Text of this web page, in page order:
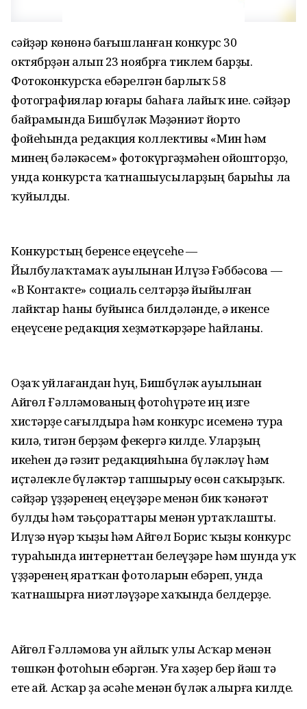
Әсәйҙәр көнөнә бағышланған конкурс 30
октябрҙән алып 23 ноябрға тиклем барҙы.
Фотоконкурсҡа ебәрелгән барлыҡ 58
фотографиялар юғары баһаға лайыҡ ине. Әсәйҙәр
байрамында Бишбүләк Мәҙәниәт йорто
фойеһында редакция коллективы «Мин hәм
минең бәләкәсем» фотокүргәҙмәһен ойошторҙо,
унда конкурста ҡатнашыусыларҙың барыһы ла
ҡуйылды.
Конкурстың беренсе еңеүсеһе —
Йылбулаҡтамаҡ ауылынан Илүзә Ғәббәсова —
«В Контакте» социаль селтәрҙә йыйылған
лайктар һаны буйынса билдәләнде, ә икенсе
еңеүсене редакция хеҙмәткәрҙәре һайланы.
Оҙаҡ уйлағандан һуң, Бишбүләк ауылынан
Айгөл Ғәлләмованың фотоһүрәте иң изге
хистәрҙе сағылдыра hәм конкурс исеменә тура
килә, тигән берҙәм фекергә килде. Уларҙың
икеһен дә гәзит редакцияһына бүләкләү hәм
иҫтәлекле бүләктәр тапшырыу өсөн саҡырҙыҡ.
Әсәйҙәр үҙҙәренең еңеүҙәре менән бик ҡәнәғәт
булды hәм тәьҫораттары менән уртаҡлашты.
Илүзә Әнүәр ҡыҙы hәм Айгөл Борис ҡыҙы конкурс
тураһында интернеттан белеүҙәре hәм шунда уҡ
үҙҙәренең яратҡан фотоларын ебәреп, унда
ҡатнашырға ниәтләүҙәре хаҡында белдерҙе.
Айгөл Ғәлләмова ун айлыҡ улы Асҡар менән
төшкән фотоһын ебәргән. Уға хәҙер бер йәш тә
ете ай. Асҡар ҙа әсәһе менән бүләк алырға килде.